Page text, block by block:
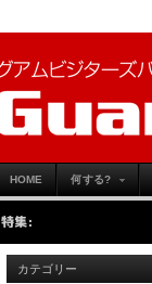
HOME 何する?
特集:
カテゴリー